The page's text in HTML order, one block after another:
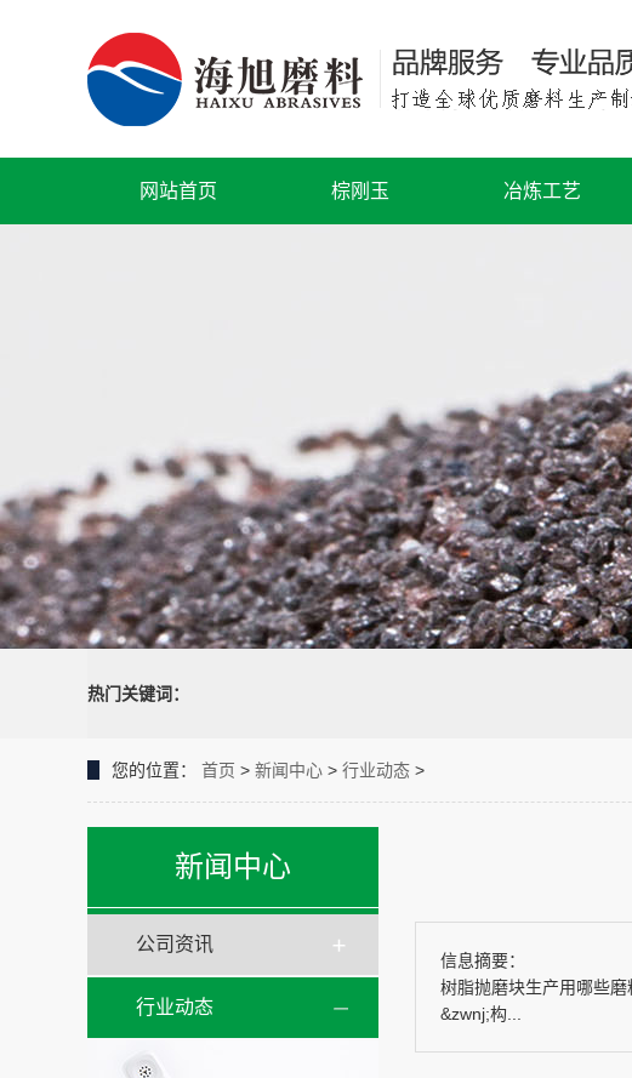
网站首页 棕刚玉 冶炼工艺
热门关键词：
您的位置： 首页 > 新闻中心 > 行业动态 >
新闻中心
公司资讯
行业动态
信息摘要：
树脂抛磨块生产用哪些
&zwnj;构...